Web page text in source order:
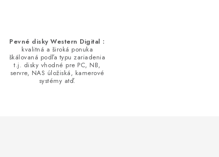
Pevné disky Western Digital :
kvalitná a široká ponuka
škálovaná podľa typu zariadenia
t.j. disky vhodné pre PC, NB,
servre, NAS úložiská, kamerové
systémy atď.